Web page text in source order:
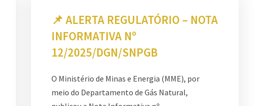
📌 ALERTA REGULATÓRIO – NOTA
INFORMATIVA Nº
12/2025/DGN/SNPGB
O Ministério de Minas e Energia (MME), por
meio do Departamento de Gás Natural,